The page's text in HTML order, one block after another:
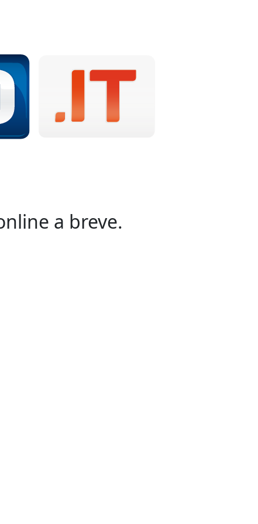
a breve.